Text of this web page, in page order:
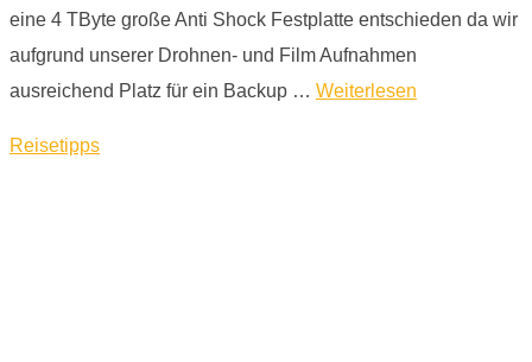
eine 4 TByte große Anti Shock Festplatte entschieden da wir
aufgrund unserer Drohnen- und Film Aufnahmen
ausreichend Platz für ein Backup … Weiterlesen
Reisetipps